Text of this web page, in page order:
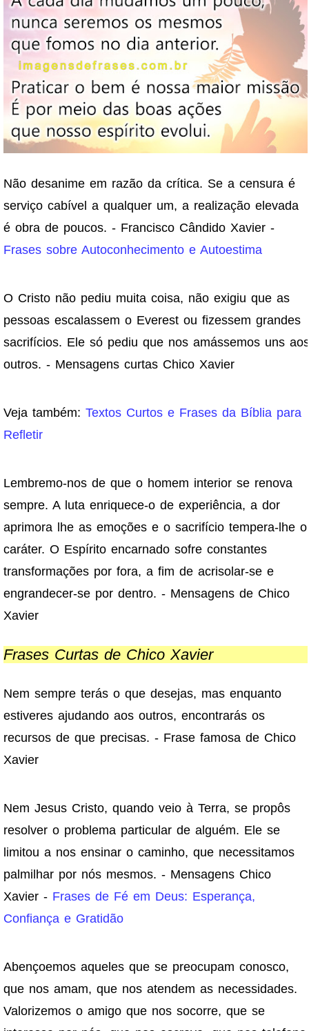
Não desanime em razão da crítica. Se a censura é
serviço cabível a qualquer um, a realização elevada
é obra de poucos. - Francisco Cândido Xavier -
Frases sobre Autoconhecimento e Autoestima
O Cristo não pediu muita coisa, não exigiu que as
pessoas escalassem o Everest ou fizessem grandes
sacrifícios. Ele só pediu que nos amássemos uns aos
outros. - Mensagens curtas Chico Xavier
Veja também: Textos Curtos e Frases da Bíblia para
Refletir
Lembremo-nos de que o homem interior se renova
sempre. A luta enriquece-o de experiência, a dor
aprimora lhe as emoções e o sacrifício tempera-lhe o
caráter. O Espírito encarnado sofre constantes
transformações por fora, a fim de acrisolar-se e
engrandecer-se por dentro. - Mensagens de Chico
Xavier
Frases Curtas de Chico Xavier
Nem sempre terás o que desejas, mas enquanto
estiveres ajudando aos outros, encontrarás os
recursos de que precisas. - Frase famosa de Chico
Xavier
Nem Jesus Cristo, quando veio à Terra, se propôs
resolver o problema particular de alguém. Ele se
limitou a nos ensinar o caminho, que necessitamos
palmilhar por nós mesmos. - Mensagens Chico
Xavier - Frases de Fé em Deus: Esperança,
Confiança e Gratidão
Abençoemos aqueles que se preocupam conosco,
que nos amam, que nos atendem as necessidades.
Valorizemos o amigo que nos socorre, que se